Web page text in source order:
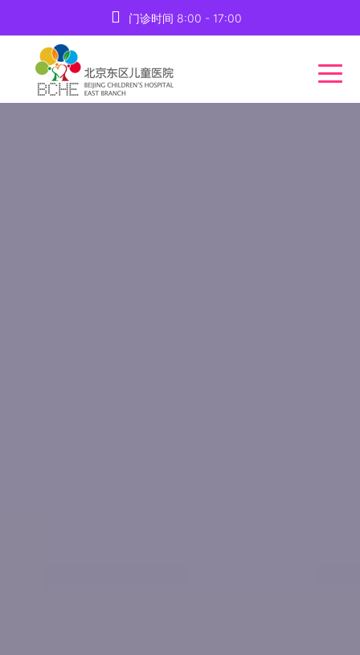
门诊时间 8:00 - 17:00